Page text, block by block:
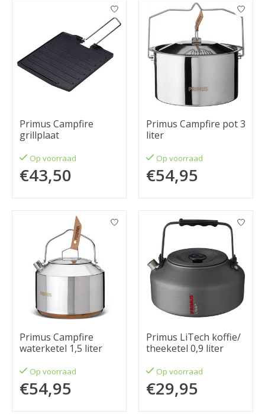
Primus Campfire
grillplaat
Op voorraad
€43,50
Primus Campfire pot 3
liter
Op voorraad
€54,95
Primus Campfire
waterketel 1,5 liter
Op voorraad
€54,95
Primus LiTech koffie/
theeketel 0,9 liter
Op voorraad
€29,95